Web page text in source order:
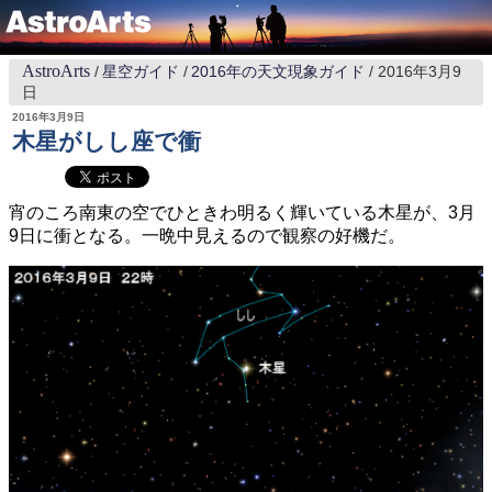
AstroArts 星空ガイド 2016年の天文現象ガイド
2016年3月9
日
2016年3月9日
木星がしし座で衝
宵のころ南東の空でひときわ明るく輝いている木星が、3月
9日に衝となる。一晩中見えるので観察の好機だ。